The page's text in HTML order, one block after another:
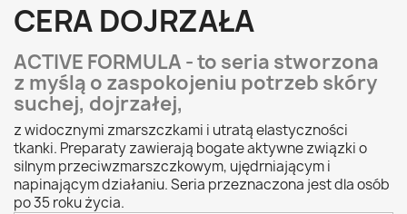
CERA DOJRZAŁA
ACTIVE FORMULA - to seria stworzona
z myślą o zaspokojeniu potrzeb skóry
suchej, dojrzałej,
z widocznymi zmarszczkami i utratą elastyczności
tkanki. Preparaty zawierają bogate aktywne związki o
silnym przeciwzmarszczkowym, ujędrniającym i
napinającym działaniu. Seria przeznaczona jest dla osób
po 35 roku życia.